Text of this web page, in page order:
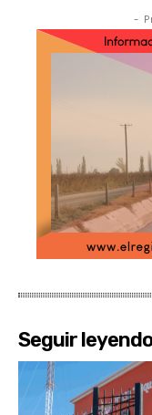
-
Seguir leyendo